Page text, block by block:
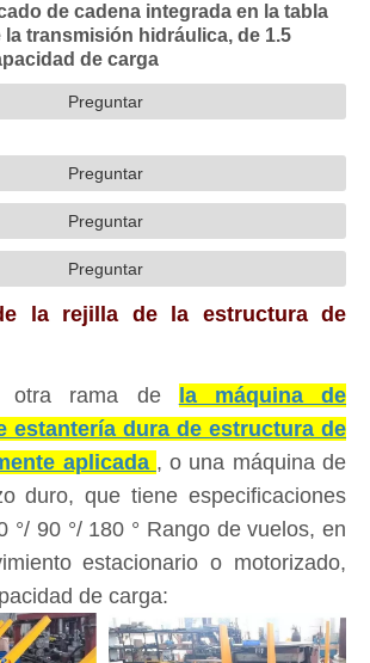
de cadena integrada en la tabla
la transmisión hidráulica, de 1.5
de carga
Preguntar
Preguntar
Preguntar
Preguntar
la rejilla de la estructura de
otra rama de
la máquina de
estantería dura de estructura de
aplicada , o una máquina de
duro, que tiene especificaciones
°/ 90 °/ 180 ° Rango de vuelos, en
estacionario o motorizado,
de carga: